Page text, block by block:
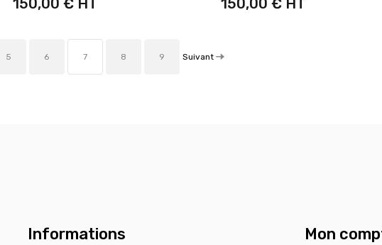
150,00 € 150,00 €
5 6 7 8 9 Suivant
Informations Mon